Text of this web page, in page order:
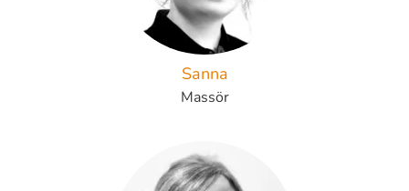
Sanna
Massör